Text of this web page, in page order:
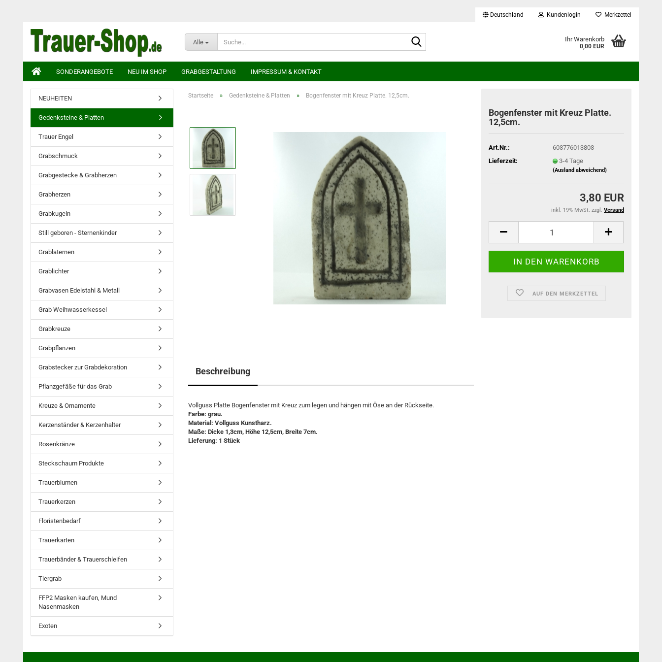
Deutschland Kundenlogin Merkzettel
Alle Ihr Warenkorb
0,00 EUR
SONDERANGEBOTE NEU IM SHOP GRABGESTALTUNG IMPRESSUM & KONTAKT
Startseite » Gedenksteine & Platten » Bogenfenster mit Kreuz Platte. 12,5cm.
Bogenfenster mit Kreuz Platte.
12,5cm.
Art.Nr.:
603776013803
Lieferzeit:
3-4 Tage
(Ausland abweichend)
3,80 EUR
inkl. 19% MwSt. zzgl. Versand
AUF DEN MERKZETTEL
Beschreibung
Vollguss Platte Bogenfenster mit Kreuz zum legen und hängen mit Öse an der Rückseite.
Farbe: grau.
Material: Vollguss Kunstharz.
Maße: Dicke 1,3cm, Höhe 12,5cm, Breite 7cm.
Lieferung: 1 Stück
NEUHEITEN
Gedenksteine & Platten
Trauer Engel
Grabschmuck
Grabgestecke & Grabherzen
Grabherzen
Grabkugeln
Still geboren - Sternenkinder
Grablaternen
Grablichter
Grabvasen Edelstahl & Metall
Grab Weihwasserkessel
Grabkreuze
Grabpflanzen
Grabstecker zur Grabdekoration
Pflanzgefäße für das Grab
Kreuze & Ornamente
Kerzenständer & Kerzenhalter
Rosenkränze
Steckschaum Produkte
Trauerblumen
Trauerkerzen
Floristenbedarf
Trauerkarten
Trauerbänder & Trauerschleifen
Tiergrab
FFP2 Masken kaufen, Mund
Nasenmasken
Exoten